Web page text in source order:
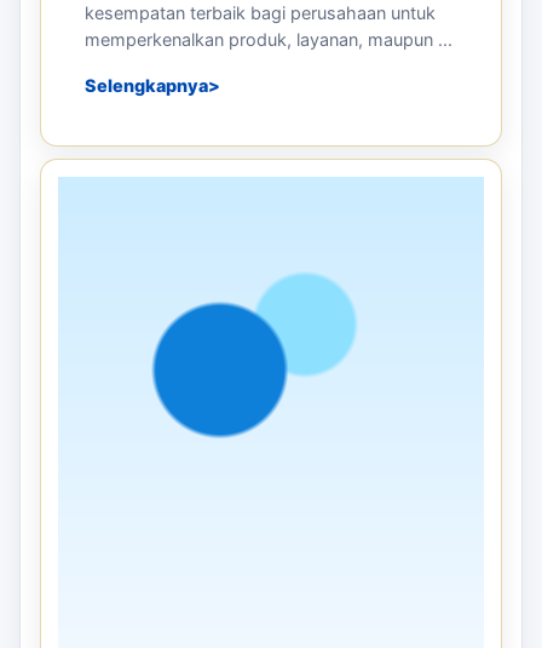
kesempatan terbaik bagi perusahaan untuk
memperkenalkan produk, layanan, maupun ...
Selengkapnya